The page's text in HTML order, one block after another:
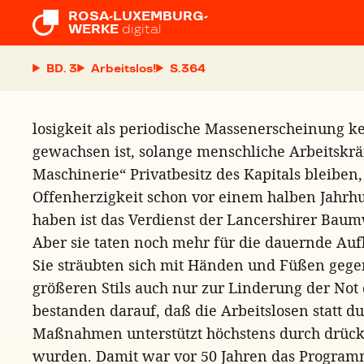
ROSA-LUXEMBURG-
WERKE digital
BD. 3 Arbeitslos! S.
losigkeit als periodische Massenerscheinung
gewachsen ist, solange menschliche
Maschinerie“ Privatbesitz des Kapitals
Offenherzigkeit schon vor einem halben
haben ist das Verdienst der Lancershirer
Aber sie taten noch mehr für die dauernde
Sie sträubten sich mit Händen und Füßen
größeren Stils auch nur zur Linderung der
bestanden darauf, daß die Arbeitslosen statt
Maßnahmen unterstützt höchstens durch
wurden. Damit war vor 50 Jahren das